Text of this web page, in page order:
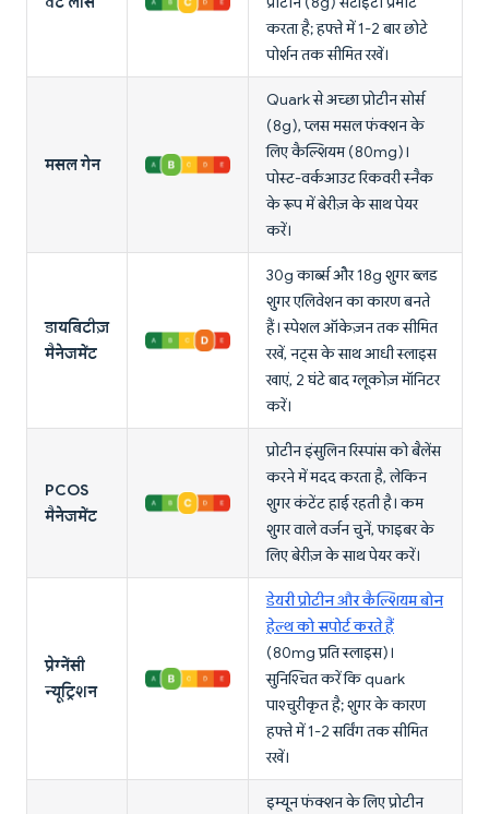
करता है; हफ्ते में 1-2 बार छोटे
पोर्शन तक सीमित रखें।
मसल गेन
Quark से अच्छा प्रोटीन सोर्स
(8g), प्लस मसल फंक्शन के
लिए कैल्शियम (80mg)।
पोस्ट-वर्कआउट रिकवरी स्नैक
के रूप में बेरीज़ के साथ पेयर
करें।
डायबिटीज़
मैनेजमेंट
30g कार्ब्स और 18g शुगर ब्लड
शुगर एलिवेशन का कारण बनते
हैं। स्पेशल ऑकेज़न तक सीमित
रखें, नट्स के साथ आधी स्लाइस
खाएं, 2 घंटे बाद ग्लूकोज़ मॉनिटर
करें।
PCOS
मैनेजमेंट
प्रोटीन इंसुलिन रिस्पांस को बैलेंस
करने में मदद करता है, लेकिन
शुगर कंटेंट हाई रहती है। कम
शुगर वाले वर्जन चुनें, फाइबर के
लिए बेरीज़ के साथ पेयर करें।
प्रेग्नेंसी
न्यूट्रिशन
डेयरी प्रोटीन और कैल्शियम बोन
हेल्थ को सपोर्ट करते हैं
(80mg प्रति स्लाइस)।
सुनिश्चित करें कि quark
पाश्चुरीकृत है; शुगर के कारण
हफ्ते में 1-2 सर्विंग तक सीमित
रखें।
इम्यून फंक्शन के लिए प्रोटीन